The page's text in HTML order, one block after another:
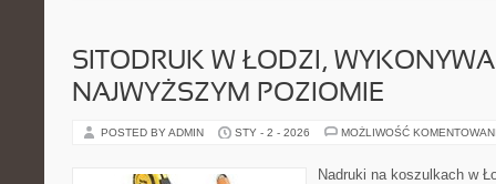
SITODRUK W ŁODZI,
NAJWYŻSZYM POZIOMIE
POSTED BY ADMIN STY - 2 - 2026 MOŻLIWOŚĆ
Nadruki na koszulkach w